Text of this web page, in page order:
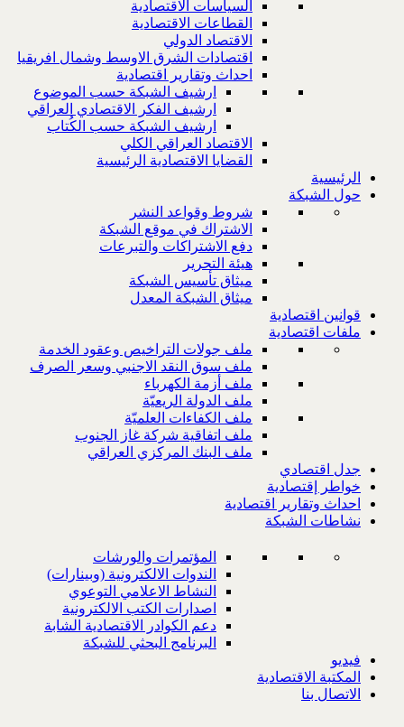
السياسات الاقتصادية
القطاعات الاقتصادية
الاقتصاد الدولي
اقتصادات الشرق الاوسط وشمال افريقيا
احداث وتقارير اقتصادية
ارشيف الشبكة حسب الموضوع
ارشيف الفكر الاقتصادي العراقي
ارشيف الشبكة حسب الكُتاب
الاقتصاد العراقي الكلي
القضايا الاقتصادية الرئيسية
الرئيسية
حول الشبكة
شروط وقواعد النشر
الاشتراك في موقع الشبكة
دفع الاشتراكات والتبرعات
هيئة التحرير
ميثاق تأسيس الشبكة
ميثاق الشبكة المعدل
قوانين اقتصادية
ملفات اقتصادية
ملف جولات التراخيص وعقود الخدمة
ملف سوق النقد الاجنبي وسعر الصرف
ملف أزمة الكهرباء
ملف الدولة الريعيّة
ملف الكفاءات العلميّة
ملف اتفاقية شركة غاز الجنوب
ملف البنك المركزي العراقي
جدل اقتصادي
خواطر إقتصادية
احداث وتقارير اقتصادية
نشاطات الشبكة
المؤتمرات والورشات
الندوات الالكترونية (وبينارات)
النشاط الاعلامي التوعوي
اصدارات الكتب الالكترونية
دعم الكوادر الاقتصادية الشابة
البرنامج البحثي للشبكة
فيديو
المكتبة الاقتصادية
الاتصال بنا